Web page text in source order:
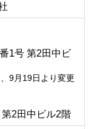
1号 第2田中ビ
9月19日より変更
2田中ビル2階